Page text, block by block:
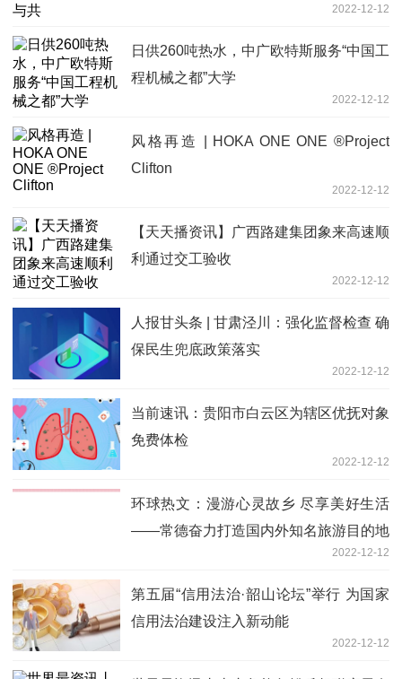
2022-12-12
日供260吨热水，中广欧特斯服务“中国工
程机械之都”大学
2022-12-12
风格再造 | HOKA ONE ONE ®Project
Clifton
2022-12-12
【天天播资讯】广西路建集团象来高速顺
利通过交工验收
2022-12-12
人报甘头条 | 甘肃泾川：强化监督检查 确
保民生兜底政策落实
2022-12-12
当前速讯：贵阳市白云区为辖区优抚对象
免费体检
2022-12-12
环球热文：漫游心灵故乡 尽享美好生活
——常德奋力打造国内外知名旅游目的地
2022-12-12
第五届“信用法治·韶山论坛”举行 为国家
信用法治建设注入新动能
2022-12-12